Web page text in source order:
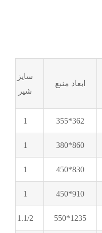
ابعاد منبع
سایز
شیر
362*355
1
860*380
1
830*450
1
910*450
1
1235*550
1.1/2